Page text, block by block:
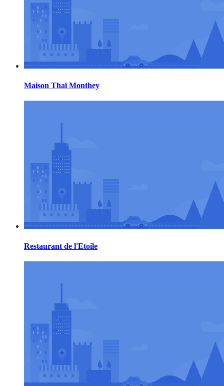
Maison Thaï Monthey
Restaurant de l'Etoile